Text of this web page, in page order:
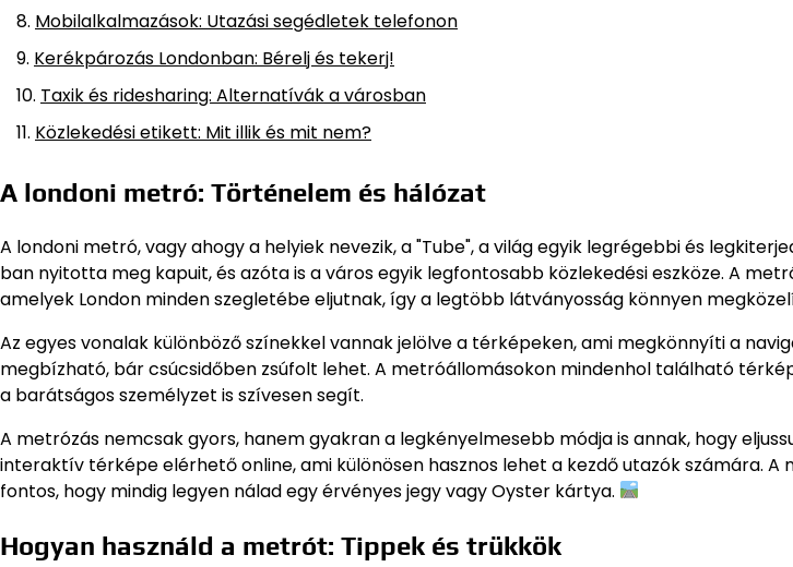
Mobilalkalmazások: Utazási segédletek telefonon
Kerékpározás Londonban: Bérelj és tekerj!
Taxik és ridesharing: Alternatívák a városban
Közlekedési etikett: Mit illik és mit nem?
A londoni metró: Történelem és hálózat
A londoni metró, vagy ahogy a helyiek nevezik, a "Tube", a világ egyik legrégebbi és
ban nyitotta meg kapuit, és azóta is a város egyik legfontosabb közlekedési eszköze. A
amelyek London minden szegletébe eljutnak, így a legtöbb látványosság könnyen
Az egyes vonalak különböző színekkel vannak jelölve a térképeken, ami megkönnyíti a
megbízható, bár csúcsidőben zsúfolt lehet. A metróállomásokon mindenhol található
a barátságos személyzet is szívesen segít.
A metrózás nemcsak gyors, hanem gyakran a legkényelmesebb módja is annak, hogy
interaktív térképe elérhető online, ami különösen hasznos lehet a kezdő utazók számára. A
fontos, hogy mindig legyen nálad egy érvényes jegy vagy Oyster kártya.
Hogyan használd a metrót: Tippek és trükkök